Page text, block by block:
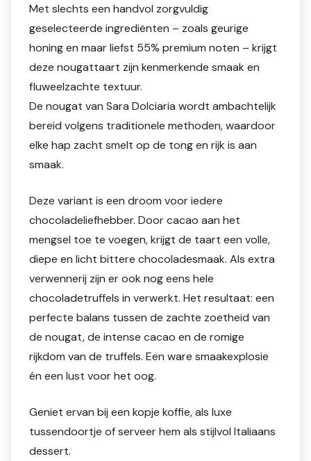
Met slechts een handvol zorgvuldig
geselecteerde ingrediënten – zoals geurige
honing en maar liefst 55% premium noten – krijgt
deze nougattaart zijn kenmerkende smaak en
fluweelzachte textuur.
De nougat van Sara Dolciaria wordt ambachtelijk
bereid volgens traditionele methoden, waardoor
elke hap zacht smelt op de tong en rijk is aan
smaak.
Deze variant is een droom voor iedere
chocoladeliefhebber. Door cacao aan het
mengsel toe te voegen, krijgt de taart een volle,
diepe en licht bittere chocoladesmaak. Als extra
verwennerij zijn er ook nog eens hele
chocoladetruffels in verwerkt. Het resultaat: een
perfecte balans tussen de zachte zoetheid van
de nougat, de intense cacao en de romige
rijkdom van de truffels. Een ware smaakexplosie
én een lust voor het oog.
Geniet ervan bij een kopje koffie, als luxe
tussendoortje of serveer hem als stijlvol Italiaans
dessert.